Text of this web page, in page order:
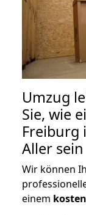
Umzug
Sie, wie
Freiburg
Aller
Wir können
einem